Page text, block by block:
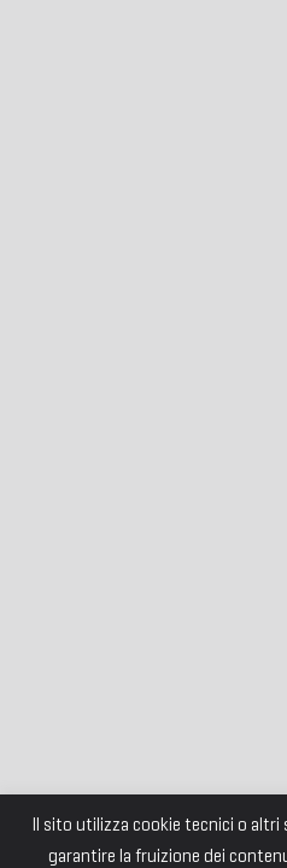
Il sito utilizza cookie tecnici o
garantire la fruizione dei